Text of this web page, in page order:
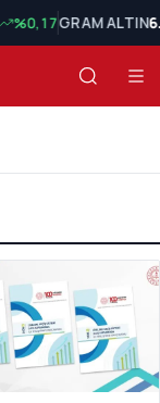
%0,17GRAM ALTIN